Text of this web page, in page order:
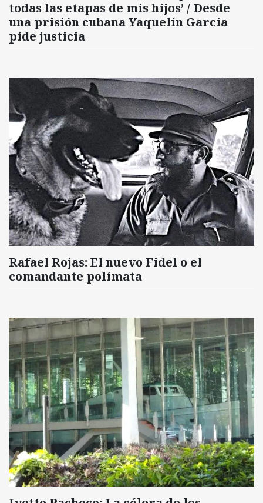
todas las etapas de mis hijos’ / Desde
una prisión cubana Yaquelín García
pide justicia
Rafael Rojas: El nuevo Fidel o el
comandante polímata